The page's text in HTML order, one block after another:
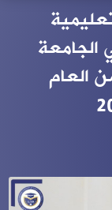
الجامعة
العام